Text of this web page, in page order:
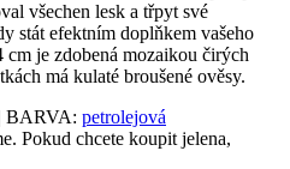
všechen lesk a třpyt své
stát efektním doplňkem vašeho
je zdobená mozaikou čirých
má kulaté broušené ověsy.
| BARVA: petrolejová
Pokud chcete koupit jelena,